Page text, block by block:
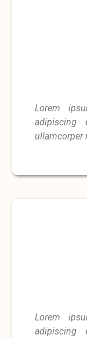
Lorem
ullamcorper
Lorem